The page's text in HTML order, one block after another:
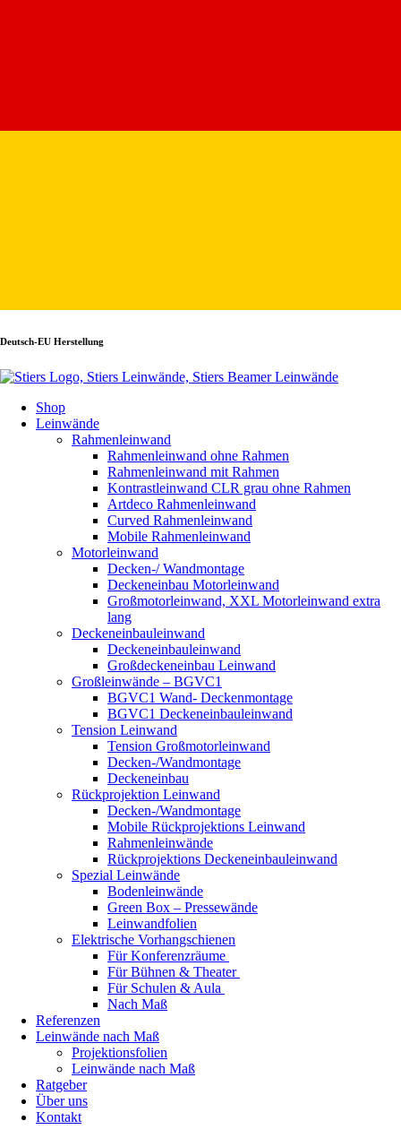
Deutsch-EU Herstellung
Shop
Leinwände
Rahmenleinwand
Rahmenleinwand ohne Rahmen
Rahmenleinwand mit Rahmen
Kontrastleinwand CLR grau ohne Rahmen
Artdeco Rahmenleinwand
Curved Rahmenleinwand
Mobile Rahmenleinwand
Motorleinwand
Decken-/ Wandmontage
Deckeneinbau Motorleinwand
Großmotorleinwand, XXL Motorleinwand extra
lang
Deckeneinbauleinwand
Deckeneinbauleinwand
Großdeckeneinbau Leinwand
Großleinwände – BGVC1
BGVC1 Wand- Deckenmontage
BGVC1 Deckeneinbauleinwand
Tension Leinwand
Tension Großmotorleinwand
Decken-/Wandmontage
Deckeneinbau
Rückprojektion Leinwand
Decken-/Wandmontage
Mobile Rückprojektions Leinwand
Rahmenleinwände
Rückprojektions Deckeneinbauleinwand
Spezial Leinwände
Bodenleinwände
Green Box – Pressewände
Leinwandfolien
Elektrische Vorhangschienen
Für Konferenzräume
Für Bühnen & Theater
Für Schulen & Aula
Nach Maß
Referenzen
Leinwände nach Maß
Projektionsfolien
Leinwände nach Maß
Ratgeber
Über uns
Kontakt